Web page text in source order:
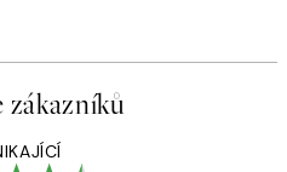
zákazníků